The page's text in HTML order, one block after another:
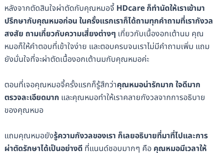
หลังจากตัดสินใจผ่าตัดกับคุณหมอจี้ HDcare ก็ทำนัดให้เราเข้ามา
ปรึกษากับคุณหมอก่อน ในครั้งแรกเราก็ได้ถามทุกคำถามที่เรากังวล
สงสัย ถามเกี่ยวกับความเสี่ยงต่างๆ เกี่ยวกับเนื้องอกเต้านม คุณ
หมอก็ให้คำตอบที่เข้าใจง่าย และตอบครบจนเราไม่มีคำถามเพิ่ม แถม
ยังมั่นใจที่จะผ่าตัดเนื้องอกเต้านมกับคุณหมอค่ะ
ตอนที่เจอคุณหมอจี้ครั้งแรกก็รู้สึกว่าคุณหมอน่ารักมาก ใจดีมาก
ตรวจละเอียดมาก และคุณหมอทำให้เราคลายกังวลจากการอธิบาย
ของคุณหมอ
แถมคุณหมอยังรู้ความกังวลของเรา ก็เลยอธิบายที่มาที่ไปและการ
ผ่าตัดรักษาได้เป็นอย่างดี ที่แนนด์ชอบมากๆ คือ คุณหมอมีเวลาให้